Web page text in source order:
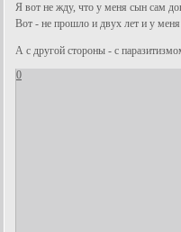
Я вот не жду, что у меня сын сам
Вот - не прошло и двух лет и у
А с другой стороны - с
0